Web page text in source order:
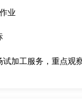
业
加工服务，重点观